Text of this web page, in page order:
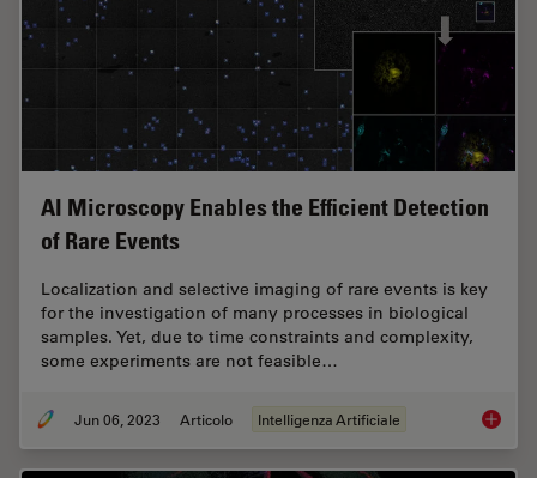
AI Microscopy Enables the Efficient Detection
of Rare Events
Localization and selective imaging of rare events is key
for the investigation of many processes in biological
samples. Yet, due to time constraints and complexity,
some experiments are not feasible…
Jun 06, 2023 Articolo Intelligenza Artificiale AI